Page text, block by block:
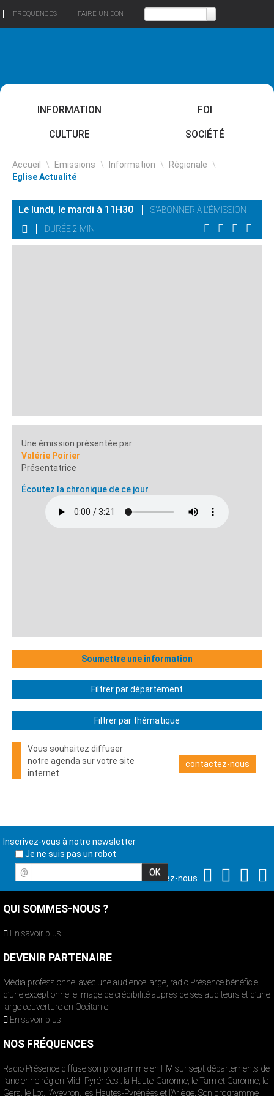
FRÉQUENCES FAIRE UN DON
INFORMATION FOI
CULTURE SOCIÉTÉ
Accueil \ Emissions \ Information \ Régionale \
Eglise Actualité
Le lundi, le mardi à 11H30
S'ABONNER À L'ÉMISSION
DURÉE 2 MIN
Une émission présentée par
Valérie Poirier
Présentatrice
Écoutez la chronique de ce jour
Soumettre une information
Filtrer par département
Filtrer par thématique
Vous souhaitez diffuser
notre agenda sur votre site
internet
contactez-nous
Inscrivez-vous à notre newsletter
Je ne suis pas un robot
@
Suivez-nous
QUI SOMMES-NOUS ?
En savoir plus
DEVENIR PARTENAIRE
Média professionnel avec une audience large, radio Présence bénéficie
d’une exceptionnelle image de crédibilité auprès de ses auditeurs et d’une
large couverture en Occitanie.
En savoir plus
NOS FRÉQUENCES
Radio Présence diffuse son programme en FM sur sept départements de
l’ancienne région Midi-Pyrénées : la Haute-Garonne, le Tarn et Garonne, le
Gers, le Lot, l’Aveyron, les Hautes-Pyrénées et l’Ariège. Son programme